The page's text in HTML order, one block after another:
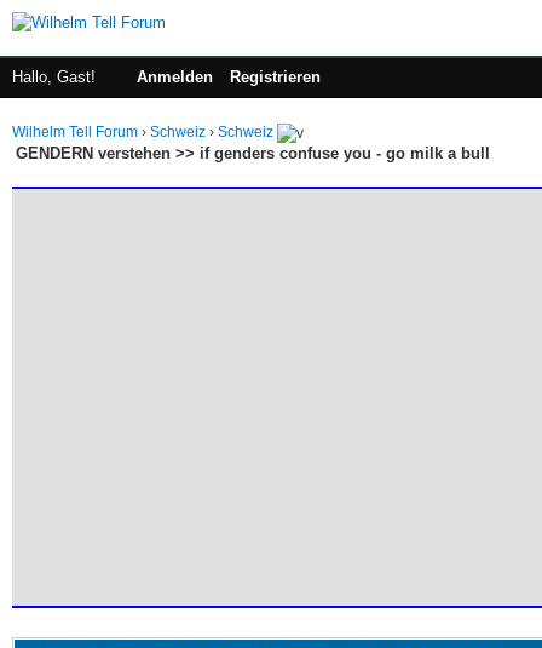
Hallo, Gast! Anmelden Registrieren
Wilhelm Tell Forum › Schweiz › Schweiz
GENDERN verstehen >> if genders confuse you - go milk a bull